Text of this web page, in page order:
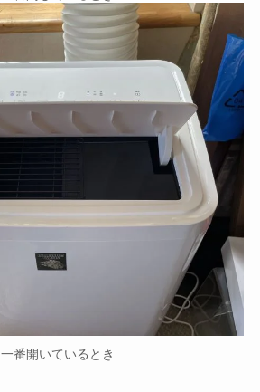
一番開いているとき